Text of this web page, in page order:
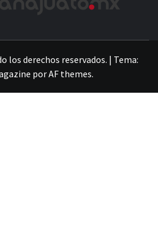
los derechos reservados. | Tema:
porAF themes.